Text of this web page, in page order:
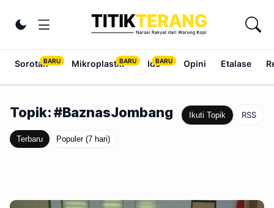
Ubah tema
Sorotan Mikroplastik Ide Opini Etalase
Topik: #BaznasJombang Ikuti Topik RSS
Terbaru Populer (7 hari)